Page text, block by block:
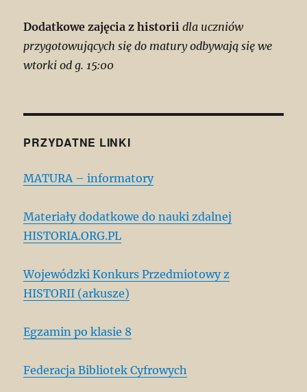
Dodatkowe zajęcia z historii dla uczniów
przygotowujących się do matury odbywają się we
wtorki od g. 15:00
PRZYDATNE LINKI
MATURA – informatory
Materiały dodatkowe do nauki zdalnej
HISTORIA.ORG.PL
Wojewódzki Konkurs Przedmiotowy z
HISTORII (arkusze)
Egzamin po klasie 8
Federacja Bibliotek Cyfrowych